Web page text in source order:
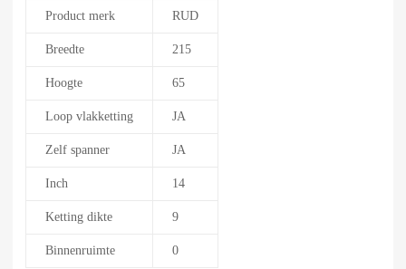
Product merk RUD
Breedte 215
Hoogte 65
Loop vlakketting JA
Zelf spanner JA
Inch 14
Ketting dikte 9
Binnenruimte 0